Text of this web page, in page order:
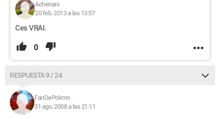
Achenani
20 feb. 2013 a las 13:57
Ces VRAI.
0
RESPUESTA 9 / 24
FanDePokmn
31 ago. 2008 a las 21:11